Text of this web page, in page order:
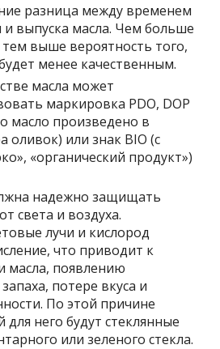
разница между временем
и выпуска масла. Чем больше
выше вероятность того,
менее качественным.
масла может
маркировка PDO, DOP
масло произведено в
оливок) или знак BIO (с
«органический продукт»)
надежно защищать
света и воздуха.
лучи и кислород
что приводит к
масла, появлению
потере вкуса и
По этой причине
него будут стеклянные
или зеленого стекла.